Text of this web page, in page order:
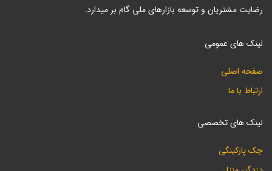
رضایت مشتریان و توسعه بازارهای ملی گام بر میدارد.
لینک های عمومی
صفحه اصلی
ارتباط با ما
لینک های تخصصی
جک پارکینگی